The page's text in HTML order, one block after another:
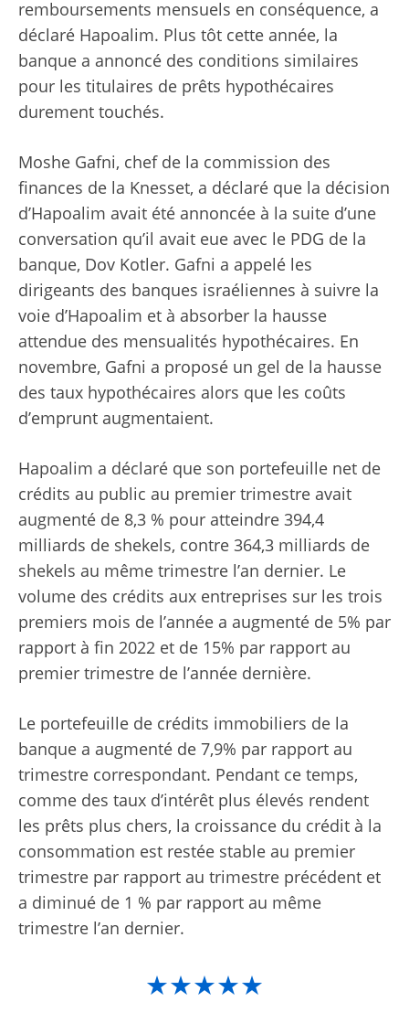
remboursements mensuels en conséquence, a
déclaré Hapoalim. Plus tôt cette année, la
banque a annoncé des conditions similaires
pour les titulaires de prêts hypothécaires
durement touchés.
Moshe Gafni, chef de la commission des
finances de la Knesset, a déclaré que la décision
d’Hapoalim avait été annoncée à la suite d’une
conversation qu’il avait eue avec le PDG de la
banque, Dov Kotler. Gafni a appelé les
dirigeants des banques israéliennes à suivre la
voie d’Hapoalim et à absorber la hausse
attendue des mensualités hypothécaires. En
novembre, Gafni a proposé un gel de la hausse
des taux hypothécaires alors que les coûts
d’emprunt augmentaient.
Hapoalim a déclaré que son portefeuille net de
crédits au public au premier trimestre avait
augmenté de 8,3 % pour atteindre 394,4
milliards de shekels, contre 364,3 milliards de
shekels au même trimestre l’an dernier. Le
volume des crédits aux entreprises sur les trois
premiers mois de l’année a augmenté de 5% par
rapport à fin 2022 et de 15% par rapport au
premier trimestre de l’année dernière.
Le portefeuille de crédits immobiliers de la
banque a augmenté de 7,9% par rapport au
trimestre correspondant. Pendant ce temps,
comme des taux d’intérêt plus élevés rendent
les prêts plus chers, la croissance du crédit à la
consommation est restée stable au premier
trimestre par rapport au trimestre précédent et
a diminué de 1 % par rapport au même
trimestre l’an dernier.
★★★★★